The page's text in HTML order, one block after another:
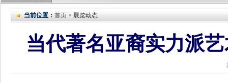
当前位置： 首页 > 展览动态
当代著名亚裔实力派